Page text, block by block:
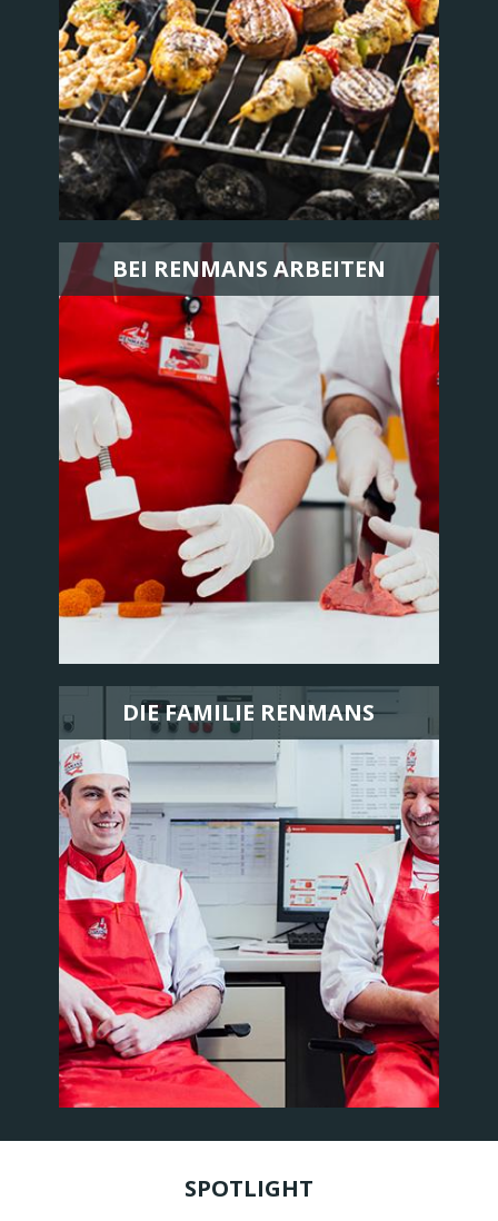
BEI RENMANS ARBEITEN
DIE FAMILIE RENMANS
SPOTLIGHT